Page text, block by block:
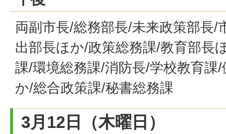
両副市長/総務部長/未来政策部長/
出部長ほか/政策総務課/教育部長
課/環境総務課/消防長/学校教育課
か/総合政策課/秘書総務課
3月12日（木曜日）